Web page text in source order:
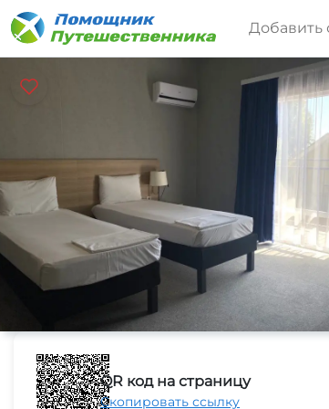
Добавить
QR код на страницу
Скопировать ссылку